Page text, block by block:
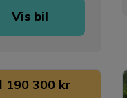
Vis bil
190 300 kr